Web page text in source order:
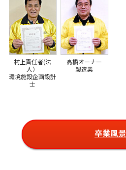
村上責任者(法
人）
環境施設企画設計
士
高橋オーナー
製造業
卒業風景